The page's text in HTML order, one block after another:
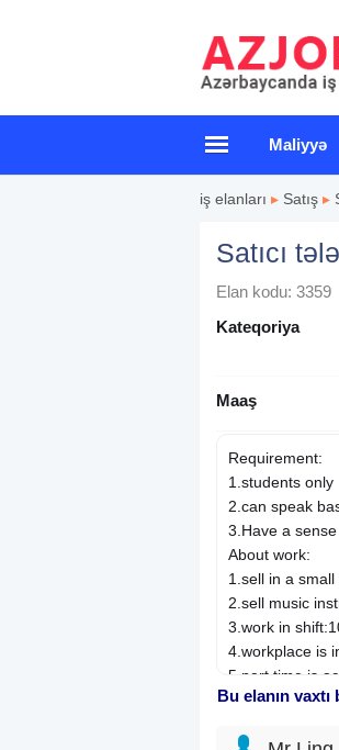
Maliyyə
iş elanları ▸ Satış ▸
Satıcı
Elan kodu: 3359
Kateqoriya
Maaş
Requirement:
1.students only
2.can speak
3.Have a
About work:
1.sell in a small
2.sell music
3.work in
4.workplace is
5.part time is
6.daily salary
Bu elanın